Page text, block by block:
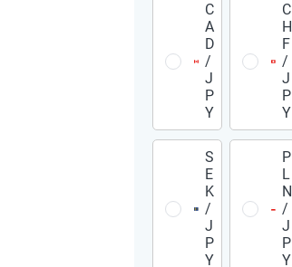
C
A
D
/
J
P
Y
C
H
F
/
J
P
Y
S
E
K
/
J
P
Y
P
L
N
/
J
P
Y